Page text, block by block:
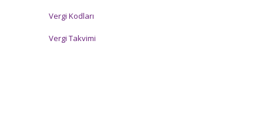
Vergi Kodları
Vergi Takvimi